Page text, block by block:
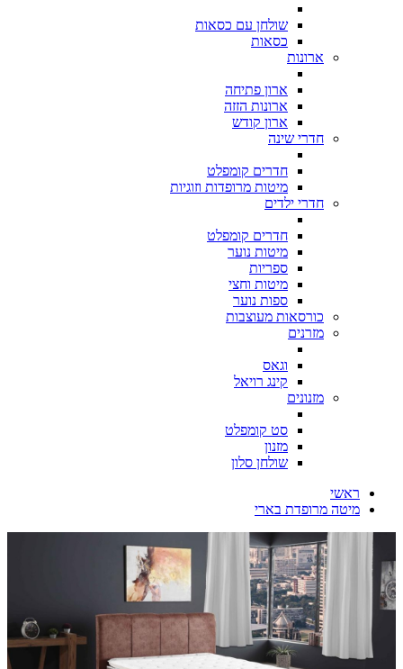
שולחן עם כסאות
כסאות
ארונות
ארון פתיחה
ארונות הזזה
ארון קודש
חדרי שינה
חדרים קומפלט
מיטות מרופדות וזוגיות
חדרי ילדים
חדרים קומפלט
מיטות נוער
ספריות
מיטות וחצי
ספות נוער
כורסאות מעוצבות
מזרנים
וגאס
קינג רויאל
מזנונים
סט קומפלט
מזנון
שולחן סלון
ראשי
מיטה מרופדת בארי